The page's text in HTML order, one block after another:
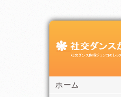
ホーム